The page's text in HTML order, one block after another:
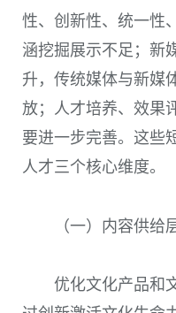
性、创新性、统一性
涵挖掘展示不足；新
升，传统媒体与新媒
放；人才培养、效果
要进一步完善。这些
人才三个核心维度。
（一）内容供给
优化文化产品和